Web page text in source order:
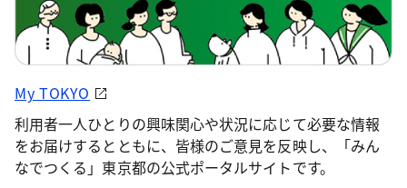
My TOKYO
利用者一人ひとりの興味関心や状況に応じて必要な情報
をお届けするとともに、皆様のご意見を反映し、「みん
なでつくる」東京都の公式ポータルサイトです。